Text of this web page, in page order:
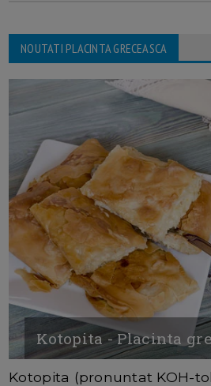
NOUTATI PLACINTA GRECEASCA
Kotopita - Placinta
Kotopita (pronuntat KOH-